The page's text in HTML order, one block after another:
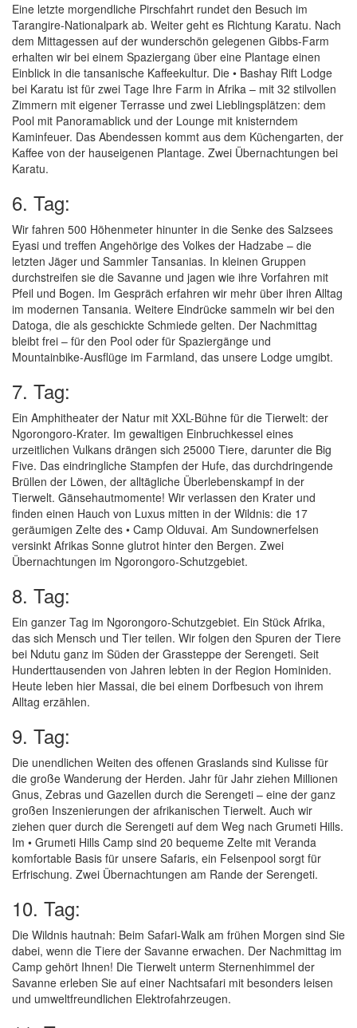
Eine letzte morgendliche Pirschfahrt rundet den Besuch im
Tarangire-Nationalpark ab. Weiter geht es Richtung Karatu. Nach
dem Mittagessen auf der wunderschön gelegenen Gibbs-Farm
erhalten wir bei einem Spaziergang über eine Plantage einen
Einblick in die tansanische Kaffeekultur. Die • Bashay Rift Lodge
bei Karatu ist für zwei Tage Ihre Farm in Afrika – mit 32 stilvollen
Zimmern mit eigener Terrasse und zwei Lieblingsplätzen: dem
Pool mit Panoramablick und der Lounge mit knisterndem
Kaminfeuer. Das Abendessen kommt aus dem Küchengarten, der
Kaffee von der hauseigenen Plantage. Zwei Übernachtungen bei
Karatu.
6. Tag:
Wir fahren 500 Höhenmeter hinunter in die Senke des Salzsees
Eyasi und treffen Angehörige des Volkes der Hadzabe – die
letzten Jäger und Sammler Tansanias. In kleinen Gruppen
durchstreifen sie die Savanne und jagen wie ihre Vorfahren mit
Pfeil und Bogen. Im Gespräch erfahren wir mehr über ihren Alltag
im modernen Tansania. Weitere Eindrücke sammeln wir bei den
Datoga, die als geschickte Schmiede gelten. Der Nachmittag
bleibt frei – für den Pool oder für Spaziergänge und
Mountainbike-Ausflüge im Farmland, das unsere Lodge umgibt.
7. Tag:
Ein Amphitheater der Natur mit XXL-Bühne für die Tierwelt: der
Ngorongoro-Krater. Im gewaltigen Einbruchkessel eines
urzeitlichen Vulkans drängen sich 25000 Tiere, darunter die Big
Five. Das eindringliche Stampfen der Hufe, das durchdringende
Brüllen der Löwen, der alltägliche Überlebenskampf in der
Tierwelt. Gänsehautmomente! Wir verlassen den Krater und
finden einen Hauch von Luxus mitten in der Wildnis: die 17
geräumigen Zelte des • Camp Olduvai. Am Sundownerfelsen
versinkt Afrikas Sonne glutrot hinter den Bergen. Zwei
Übernachtungen im Ngorongoro-Schutzgebiet.
8. Tag:
Ein ganzer Tag im Ngorongoro-Schutzgebiet. Ein Stück Afrika,
das sich Mensch und Tier teilen. Wir folgen den Spuren der Tiere
bei Ndutu ganz im Süden der Grassteppe der Serengeti. Seit
Hunderttausenden von Jahren lebten in der Region Hominiden.
Heute leben hier Massai, die bei einem Dorfbesuch von ihrem
Alltag erzählen.
9. Tag:
Die unendlichen Weiten des offenen Graslands sind Kulisse für
die große Wanderung der Herden. Jahr für Jahr ziehen Millionen
Gnus, Zebras und Gazellen durch die Serengeti – eine der ganz
großen Inszenierungen der afrikanischen Tierwelt. Auch wir
ziehen quer durch die Serengeti auf dem Weg nach Grumeti Hills.
Im • Grumeti Hills Camp sind 20 bequeme Zelte mit Veranda
komfortable Basis für unsere Safaris, ein Felsenpool sorgt für
Erfrischung. Zwei Übernachtungen am Rande der Serengeti.
10. Tag:
Die Wildnis hautnah: Beim Safari-Walk am frühen Morgen sind Sie
dabei, wenn die Tiere der Savanne erwachen. Der Nachmittag im
Camp gehört Ihnen! Die Tierwelt unterm Sternenhimmel der
Savanne erleben Sie auf einer Nachtsafari mit besonders leisen
und umweltfreundlichen Elektrofahrzeugen.